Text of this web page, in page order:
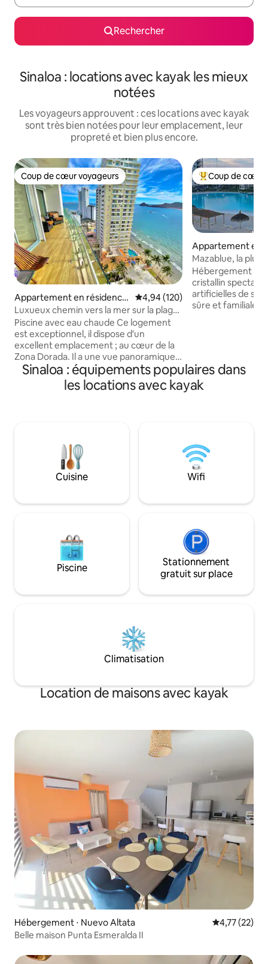
Rechercher
Sinaloa : locations avec kayak les mieux
notées
Les voyageurs approuvent : ces locations avec kayak
sont très bien notées pour leur emplacement, leur
propreté et bien plus encore.
Coup de cœur voyageurs
Coup de cœur voyageurs
Appartement en résidence
⋅ Mazatlan
Évaluation moyenne sur la
4,94 (120)
Luxueux chemin vers la mer sur la plage
et vue sur la mer
Piscine avec eau chaude Ce logement
est exceptionnel, il dispose d'un
excellent emplacement ; au cœur de la
Zona Dorada. Il a une vue panoramique
incroyable sur la mer depuis son balcon.
Piscine et pied de plage. Il dispose
également de nombreux équipements
souvenirs. Camino al Mar est un
nouveau développement avec la
technologie et la modernisation. Oui !!!!
Oui, tu peux aller à pied jusqu'au front de
Coups de cœur
Coup de cœur
Appartement en
zatlan
Mazablue, la plus
Mexique
Hébergement
cristallin
artificielles de sable
sûre et familiale.
volley-ball de
dans sa salle de
autour du lagon,
Sinaloa : équipements populaires dans
les locations avec kayak
Cuisine Wifi
Piscine
Stationnement
gratuit sur place
Climatisation
Location de maisons avec kayak
Hébergement ⋅ Nuevo Altata Évaluation
4,77 (22)
Belle maison Punta Esmeralda II